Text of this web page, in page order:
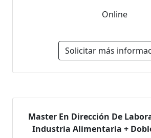
Online
Solicitar más
Master En Dirección De
Industria Alimentaria +